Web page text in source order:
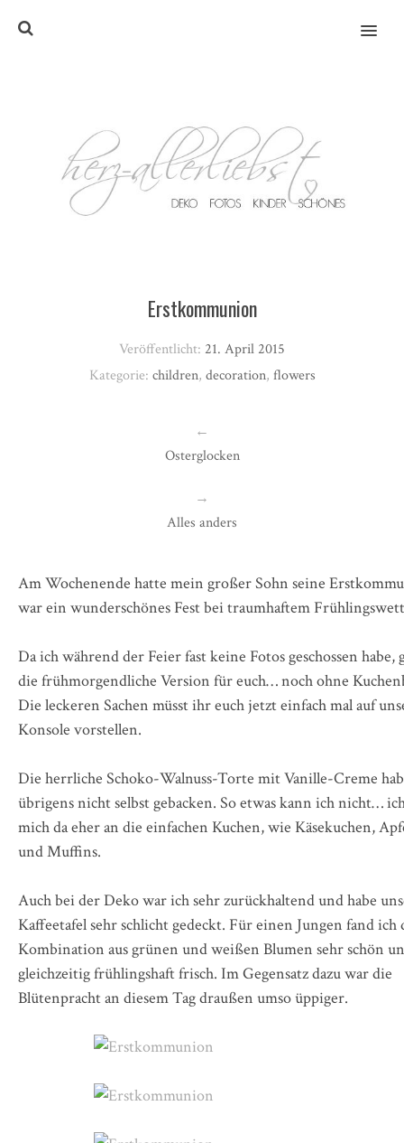
MENU
Am Wochenende hatte mein großer Sohn seine
war ein wunderschönes Fest bei traumhaftem
Da ich während der Feier fast keine Fotos geschossen habe,
die frühmorgendliche Version für euch… noch ohne
Die leckeren Sachen müsst ihr euch jetzt einfach mal auf
Konsole vorstellen.
Die herrliche Schoko-Walnuss-Torte mit Vanille-Creme
übrigens nicht selbst gebacken. So etwas kann ich nicht…
mich da eher an die einfachen Kuchen, wie Käsekuchen,
und Muffins.
Auch bei der Deko war ich sehr zurückhaltend und habe
Kaffeetafel sehr schlicht gedeckt. Für einen Jungen fand ich
Kombination aus grünen und weißen Blumen sehr schön
gleichzeitig frühlingshaft frisch. Im Gegensatz dazu war die
Blütenpracht an diesem Tag draußen umso üppiger.
Erstkommunion
Veröffentlicht: 21. April 2015
Kategorie: children, decoration, flowers
←
Osterglocken
→
Alles anders